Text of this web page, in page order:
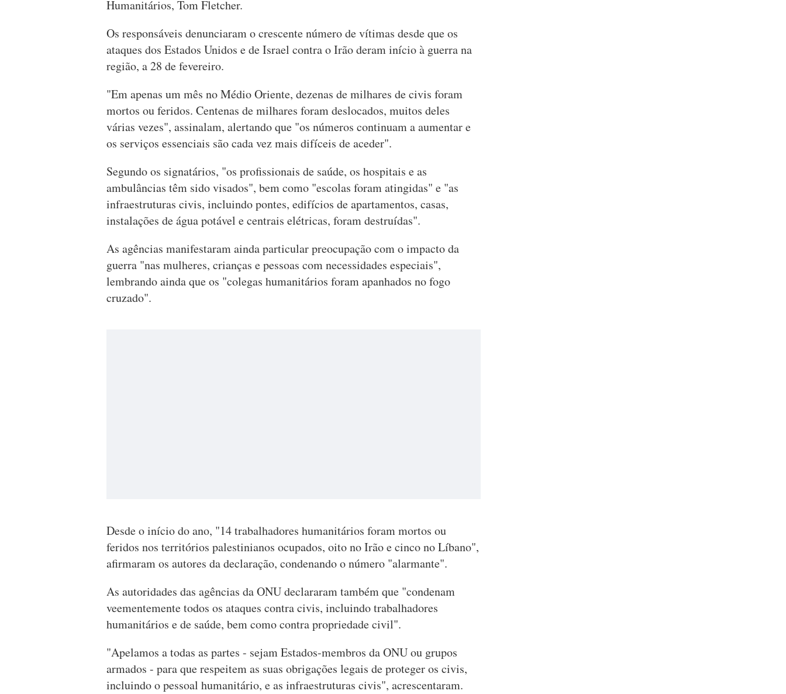
Humanitários, Tom Fletcher.
Os responsáveis denunciaram o crescente número de vítimas desde que os
ataques dos Estados Unidos e de Israel contra o Irão deram início à guerra na
região, a 28 de fevereiro.
"Em apenas um mês no Médio Oriente, dezenas de milhares de civis foram
mortos ou feridos. Centenas de milhares foram deslocados, muitos deles
várias vezes", assinalam, alertando que "os números continuam a aumentar e
os serviços essenciais são cada vez mais difíceis de aceder".
Segundo os signatários, "os profissionais de saúde, os hospitais e as
ambulâncias têm sido visados", bem como "escolas foram atingidas" e "as
infraestruturas civis, incluindo pontes, edifícios de apartamentos, casas,
instalações de água potável e centrais elétricas, foram destruídas".
As agências manifestaram ainda particular preocupação com o impacto da
guerra "nas mulheres, crianças e pessoas com necessidades especiais",
lembrando ainda que os "colegas humanitários foram apanhados no fogo
cruzado".
Desde o início do ano, "14 trabalhadores humanitários foram mortos ou
feridos nos territórios palestinianos ocupados, oito no Irão e cinco no Líbano",
afirmaram os autores da declaração, condenando o número "alarmante".
As autoridades das agências da ONU declararam também que "condenam
veementemente todos os ataques contra civis, incluindo trabalhadores
humanitários e de saúde, bem como contra propriedade civil".
"Apelamos a todas as partes - sejam Estados-membros da ONU ou grupos
armados - para que respeitem as suas obrigações legais de proteger os civis,
incluindo o pessoal humanitário, e as infraestruturas civis", acrescentaram.